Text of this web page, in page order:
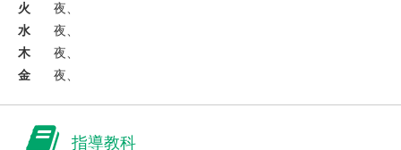
火
夜、
水
夜、
木
夜、
金
夜、
指導教科